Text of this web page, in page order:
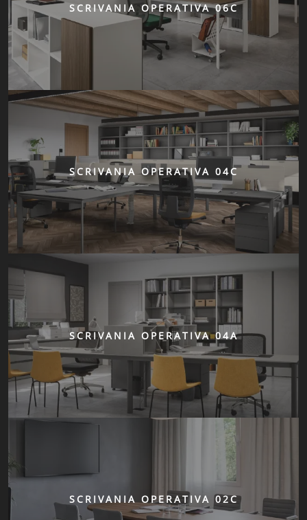
SCRIVANIA OPERATIVA 06C
SCRIVANIA OPERATIVA 04C
SCRIVANIA OPERATIVA 04A
SCRIVANIA OPERATIVA 02C